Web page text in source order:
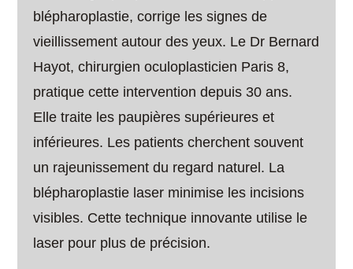
blépharoplastie, corrige les signes de
vieillissement autour des yeux. Le Dr Bernard
Hayot, chirurgien oculoplasticien Paris 8,
pratique cette intervention depuis 30 ans.
Elle traite les paupières supérieures et
inférieures. Les patients cherchent souvent
un rajeunissement du regard naturel. La
blépharoplastie laser minimise les incisions
visibles. Cette technique innovante utilise le
laser pour plus de précision.